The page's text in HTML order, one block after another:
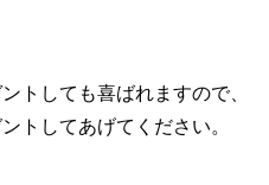
トしても喜ばれますので、
トしてあげてください。